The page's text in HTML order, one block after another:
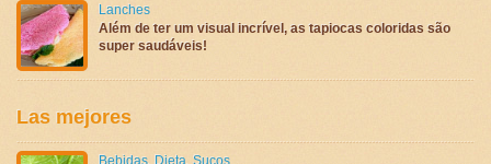
Lanches
Além de ter um visual incrível, as tapiocas coloridas são
super saudáveis!
Las mejores
Bebidas, Dieta, Sucos